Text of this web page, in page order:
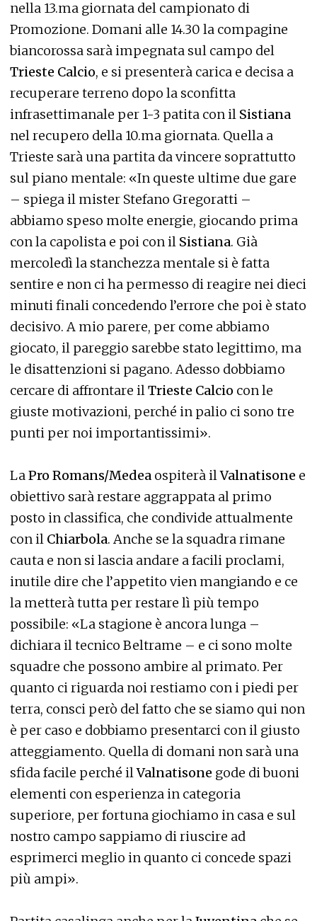
nella 13.ma giornata del campionato di
Promozione. Domani alle 14.30 la compagine
biancorossa sarà impegnata sul campo del
Trieste Calcio, e si presenterà carica e decisa a
recuperare terreno dopo la sconfitta
infrasettimanale per 1-3 patita con il Sistiana
nel recupero della 10.ma giornata. Quella a
Trieste sarà una partita da vincere soprattutto
sul piano mentale: «In queste ultime due gare
– spiega il mister Stefano Gregoratti –
abbiamo speso molte energie, giocando prima
con la capolista e poi con il Sistiana. Già
mercoledì la stanchezza mentale si è fatta
sentire e non ci ha permesso di reagire nei dieci
minuti finali concedendo l’errore che poi è stato
decisivo. A mio parere, per come abbiamo
giocato, il pareggio sarebbe stato legittimo, ma
le disattenzioni si pagano. Adesso dobbiamo
cercare di affrontare ilTrieste Calcio con le
giuste motivazioni, perché in palio ci sono tre
punti per noi importantissimi».
LaPro Romans/Medea ospiterà ilValnatisone e
obiettivo sarà restare aggrappata al primo
posto in classifica, che condivide attualmente
con il Chiarbola. Anche se la squadra rimane
cauta e non si lascia andare a facili proclami,
inutile dire che l’appetito vien mangiando e ce
la metterà tutta per restare lì più tempo
possibile: «La stagione è ancora lunga –
dichiara il tecnico Beltrame – e ci sono molte
squadre che possono ambire al primato. Per
quanto ci riguarda noi restiamo con i piedi per
terra, consci però del fatto che se siamo qui non
è per caso e dobbiamo presentarci con il giusto
atteggiamento. Quella di domani non sarà una
sfida facile perché ilValnatisone gode di buoni
elementi con esperienza in categoria
superiore, per fortuna giochiamo in casa e sul
nostro campo sappiamo di riuscire ad
esprimerci meglio in quanto ci concede spazi
più ampi».